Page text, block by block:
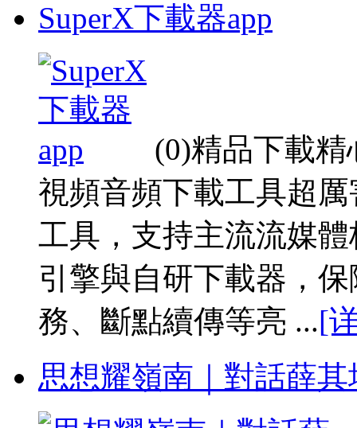
SuperX下載器app
(0)精品下載
視頻音頻下載工具超
工具，支持主流流媒
引擎與自研下載器，
務、斷點續傳等亮 ...[
思想耀嶺南｜對話薛